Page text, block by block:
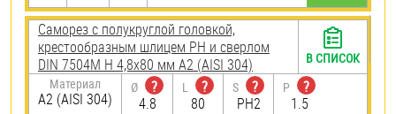
Саморез с полукруглой головкой,
крестообразным шлицем PH и сверлом
DIN 7504M H 4,8х80 мм А2 (AISI 304)
Материал
А2 (AISI 304)
Ø
?
4.8
L
?
80
S
?
PH2
P
?
1.5
В СПИСОК